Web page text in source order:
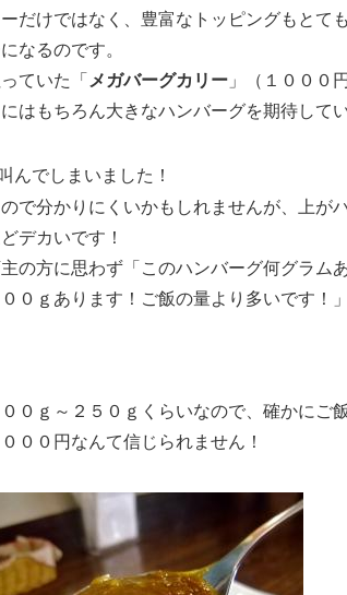
だけではなく、豊富なトッピングもとて
なるのです。
ていた「 メガバーグカリー 」（１０００
はもちろん大きなハンバーグを期待して
んでしまいました！
で分かりにくいかもしれませんが、上が
デカいです！
の方に思わず「このハンバーグ何グラム
０ｇあります！ご飯の量より多いです！
０ｇ～２５０ｇくらいなので、確かにご
００円なんて信じられません！